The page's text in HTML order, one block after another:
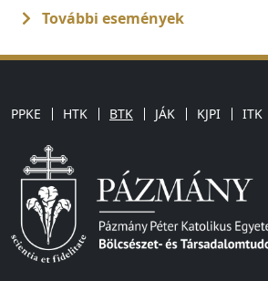
További események
PPKE HTK BTK JÁK KJPI ITK